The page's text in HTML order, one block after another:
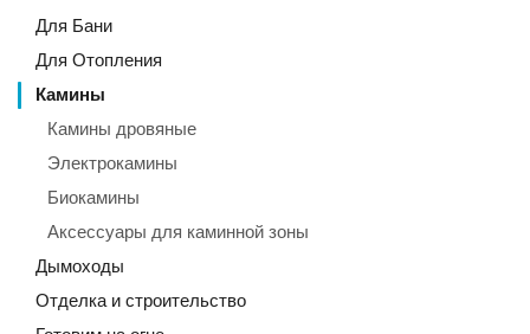
Для Бани
Для Отопления
Камины
Камины дровяные
Электрокамины
Биокамины
Аксессуары для каминной зоны
Дымоходы
Отделка и строительство